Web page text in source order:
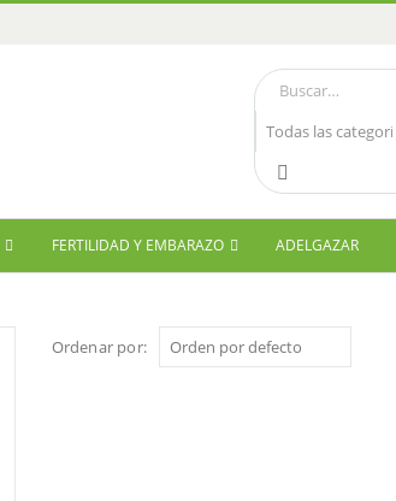
FERTILIDAD Y EMBARAZO ADELGAZAR
Ordenar por: